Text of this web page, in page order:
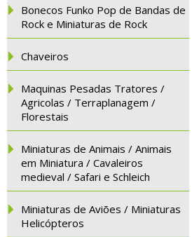
Bonecos Funko Pop de Bandas de
Rock e Miniaturas de Rock
Chaveiros
Maquinas Pesadas Tratores /
Agricolas / Terraplanagem /
Florestais
Miniaturas de Animais / Animais
em Miniatura / Cavaleiros
medieval / Safari e Schleich
Miniaturas de Aviões / Miniaturas
Helicópteros